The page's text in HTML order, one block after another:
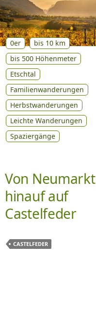
0er
bis 10 km
bis 500 Höhenmeter
Etschtal
Familienwanderungen
Herbstwanderungen
Leichte Wanderungen
Spaziergänge
Von Neumarkt
hinauf auf
Castelfeder
CASTELFEDER